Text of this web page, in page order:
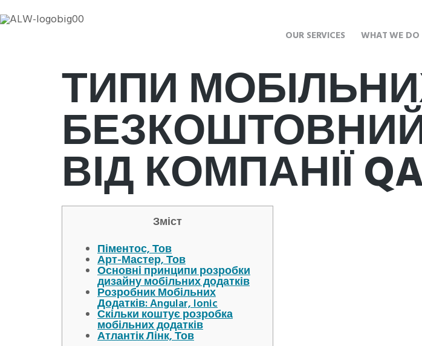
OUR SERVICES WHAT WE DO
ТИПИ
ВІД КОМПАНІЇ
Зміст
Піментос, Тов
Арт-Мастер, Тов
Основні принципи розробки
дизайну мобільних додатків
Розробник Мобільних
Додатків: Angular, Ionic
Скільки коштує розробка
мобільних додатків
Атлантік Лінк, Тов